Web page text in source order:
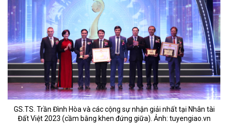
GS.TS. Trần Đình Hòa và các cộng sự nhận giải nhất tại Nhân tài
Đất Việt 2023 (cầm bằng khen đứng giữa). Ảnh: tuyengiao.vn